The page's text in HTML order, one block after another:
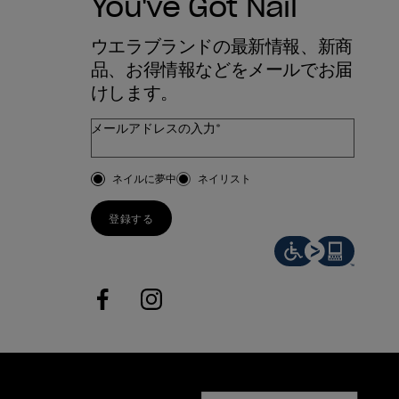
ウエラブランドの最新情報、新商
品、お得情報などをメールでお届
けします。
メールアドレスの入力*
お客様のタイプ
ネイルに夢中 ネイリスト
登録する